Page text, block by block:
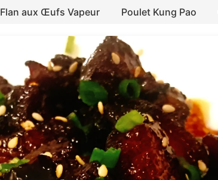
Flan aux Œufs Vapeur Poulet Kung Pao